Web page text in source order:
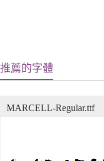
推薦的字體
MARCELL-Regular.ttf